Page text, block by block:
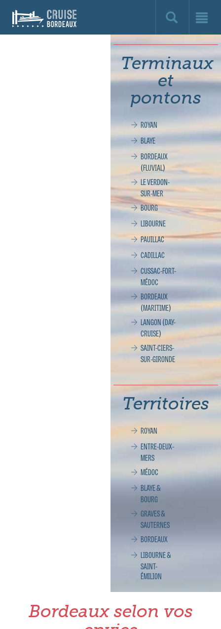
Cruise
Bordeaux,
Terminaux
et
pontons
ROYAN
BLAYE
BORDEAUX
(FLUVIAL)
LE VERDON-
SUR-MER
BOURG
LIBOURNE
PAUILLAC
CADILLAC
CUSSAC-FORT-
MÉDOC
BORDEAUX
(MARITIME)
LANGON (DAY-
CRUISE)
SAINT-CIERS-
SUR-GIRONDE
Territoires
ROYAN
ENTRE-DEUX-
MERS
MÉDOC
BLAYE &
BOURG
GRAVES &
SAUTERNES
BORDEAUX
LIBOURNE &
SAINT-
ÉMILION
Bordeaux selon vos